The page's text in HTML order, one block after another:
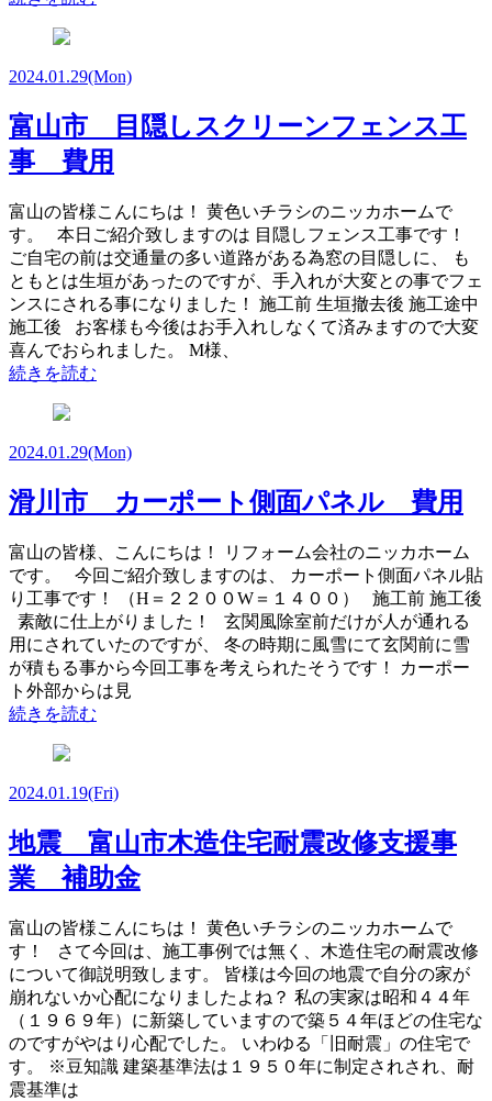
2024.01.29(Mon)
富山市 目隠しスクリーンフェンス工
事 費用
富山の皆様こんにちは！ 黄色いチラシのニッカホームで
す。 本日ご紹介致しますのは 目隠しフェンス工事です！
ご自宅の前は交通量の多い道路がある為窓の目隠しに、 も
ともとは生垣があったのですが、手入れが大変との事でフェ
ンスにされる事になりました！ 施工前 生垣撤去後 施工途中
施工後 お客様も今後はお手入れしなくて済みますので大変
喜んでおられました。 M様、
続きを読む
2024.01.29(Mon)
滑川市 カーポート側面パネル 費用
富山の皆様、こんにちは！ リフォーム会社のニッカホーム
です。 今回ご紹介致しますのは、 カーポート側面パネル貼
り工事です！ （H＝２２００W＝１４００） 施工前 施工後
素敵に仕上がりました！ 玄関風除室前だけが人が通れる
用にされていたのですが、 冬の時期に風雪にて玄関前に雪
が積もる事から今回工事を考えられたそうです！ カーポー
ト外部からは見
続きを読む
2024.01.19(Fri)
地震 富山市木造住宅耐震改修支援事
業 補助金
富山の皆様こんにちは！ 黄色いチラシのニッカホームで
す！ さて今回は、施工事例では無く、木造住宅の耐震改修
について御説明致します。 皆様は今回の地震で自分の家が
崩れないか心配になりましたよね？ 私の実家は昭和４４年
（１９６９年）に新築していますので築５４年ほどの住宅な
のですがやはり心配でした。 いわゆる「旧耐震」の住宅で
す。 ※豆知識 建築基準法は１９５０年に制定されされ、耐
震基準は